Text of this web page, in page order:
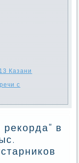
Казани
с
рекорда" в